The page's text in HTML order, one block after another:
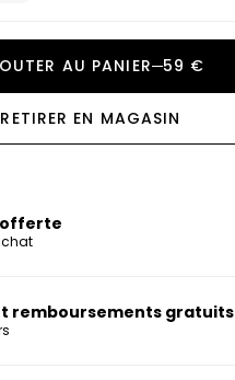
AU PANIER 59 €
RETIRER EN MAGASIN
offerte
remboursements gratuits